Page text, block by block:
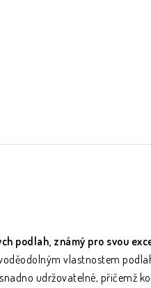
podlah, známý pro svou
vlastnostem
udržovatelné, přičemž